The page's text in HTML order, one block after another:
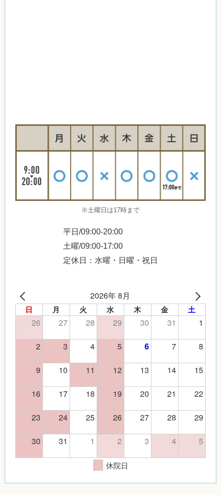
※土曜日は17時まで
平日/09:00-20:00
土曜/09:00-17:00
定休日：水曜・日曜・祝日
2026年 8月
日 月 火 水 木 金 土
26 27 28 29 30 31
1
2
3 4 5 6 7
8
9
10 11 12 13 14
15
16
17 18 19 20 21
22
23
24 25 26 27 28
29
30
31 1 2 3 4 5
休院日